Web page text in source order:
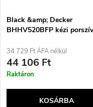
Black &amp; Decker
BHHV520BFP kézi
34 729 Ft ÁFA nélkül
44 106 Ft
Raktáron
KOSÁRBA